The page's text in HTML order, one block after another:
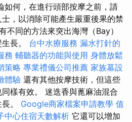
如何，在進行頭部按摩之前，請
，以消除可能產生嚴重後果的禁
不同的方法來突出海灣（Bay）
長。 台中水療服務 漏水打針的
務 輔聽器的功能與使用 身體放鬆
策略 專業禮儀公司推薦 家族墓設
體驗 還有其他按摩技術，但這些
樣有效。 迷迭香與蓖麻油混合
。 Google商家檔案申請教學 值
中心住宿天數解析 它還可以增加